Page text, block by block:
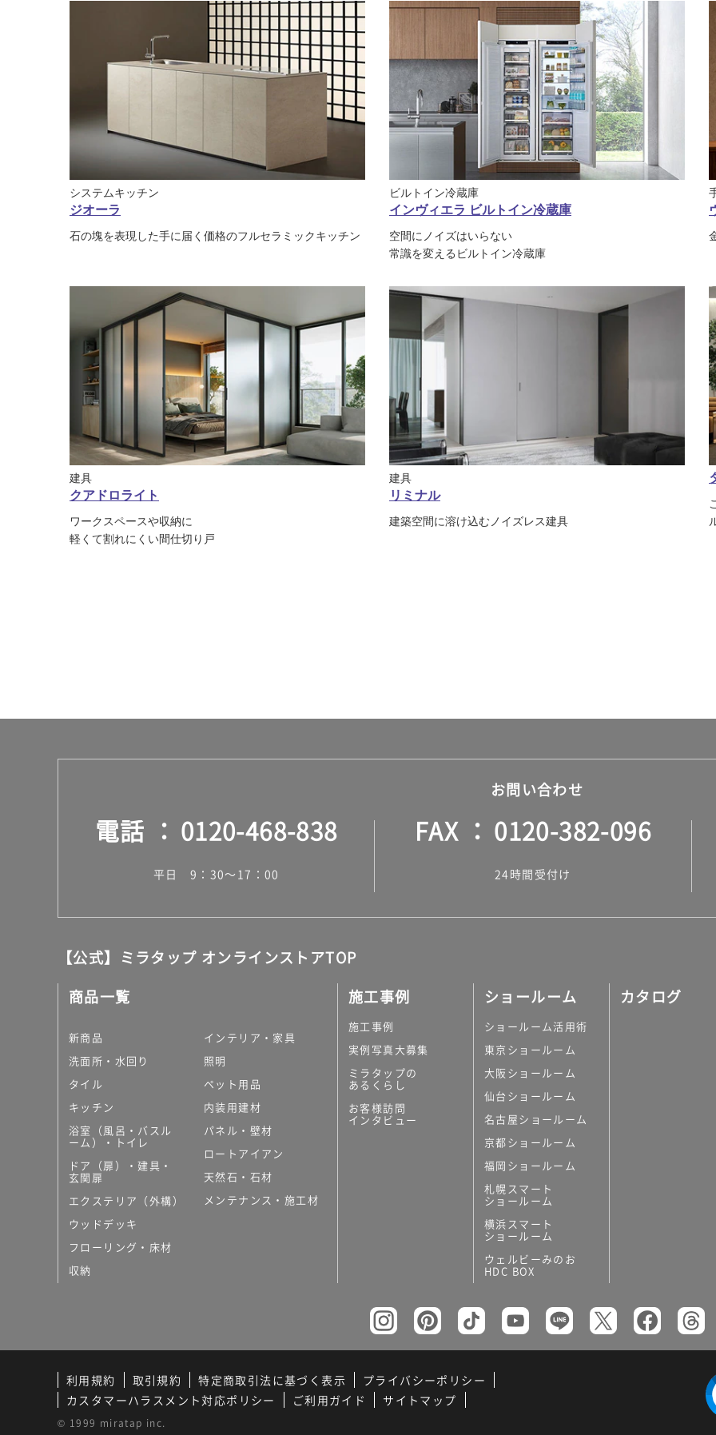
システムキッチン
ジオーラ
石の塊を表現した手に届く価格のフルセラミックキッチン
ビルトイン冷蔵庫
インヴィエラ ビルトイン冷蔵庫
空間にノイズはいらない
常識を変えるビルトイン冷蔵庫
建具
クアドロライト
ワークスペースや収納に
軽くて割れにくい間仕切り戸
建具
リミナル
建築空間に溶け込むノイズレス建具
お問い合わせ
電話 0120-468-838
平日 9：30～17：00
FAX 0120-382-096
24時間受付け
【公式】ミラタップ オンラインストアTOP
商品一覧
新商品
洗面所・水回り
タイル
キッチン
浴室（風呂・バスル
ーム）・トイレ
ドア（扉）・建具・
玄関扉
エクステリア（外構）
ウッドデッキ
フローリング・床材
収納
インテリア・家具
照明
ペット用品
内装用建材
パネル・壁材
ロートアイアン
天然石・石材
メンテナンス・施工材
施工事例
施工事例
実例写真大募集
ミラタップの
あるくらし
お客様訪問
インタビュー
ショールーム
ショールーム活用術
東京ショールーム
大阪ショールーム
仙台ショールーム
名古屋ショールーム
京都ショールーム
福岡ショールーム
札幌スマート
ショールーム
横浜スマート
ショールーム
ウェルビーみのお
HDC BOX
カタログ
利用規約 取引規約 特定商取引法に基づく表示
プライバシーポリシー
カスタマーハラスメント対応ポリシー
ご利用ガイド サイトマップ
© 1999 miratap inc.